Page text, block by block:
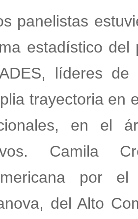
panelistas
estadístico
líderes
trayectoria en
en el
Camila
por
del Alto